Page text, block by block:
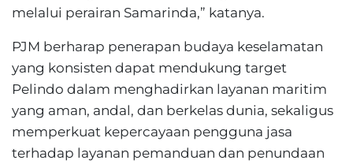
melalui perairan Samarinda,” katanya.
PJM berharap penerapan budaya keselamatan
yang konsisten dapat mendukung target
Pelindo dalam menghadirkan layanan maritim
yang aman, andal, dan berkelas dunia, sekaligus
memperkuat kepercayaan pengguna jasa
terhadap layanan pemanduan dan penundaan